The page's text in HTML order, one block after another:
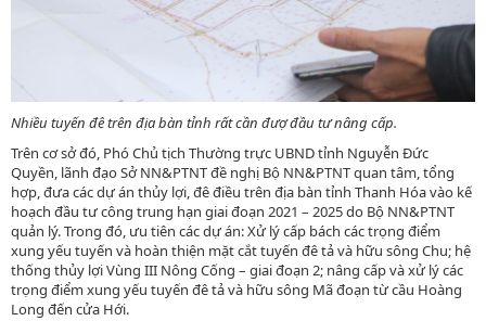
Nhiều tuyến đê trên địa bàn tỉnh rất cần đượ đầu tư nâng cấp.
Trên cơ sở đó, Phó Chủ tịch Thường trực UBND tỉnh Nguyễn Đức
Quyền, lãnh đạo Sở NN&PTNT đề nghị Bộ NN&PTNT quan tâm, tổng
hợp, đưa các dự án thủy lợi, đê điều trên địa bàn tỉnh Thanh Hóa vào kế
hoạch đầu tư công trung hạn giai đoạn 2021 – 2025 do Bộ NN&PTNT
quản lý. Trong đó, ưu tiên các dự án: Xử lý cấp bách các trọng điểm
xung yếu tuyến và hoàn thiện mặt cắt tuyến đê tả và hữu sông Chu; hệ
thống thủy lợi Vùng III Nông Cống – giai đoạn 2; nâng cấp và xử lý các
trọng điểm xung yếu tuyến đê tả và hữu sông Mã đoạn từ cầu Hoàng
Long đến cửa Hới.